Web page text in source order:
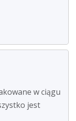
w ciągu
jest